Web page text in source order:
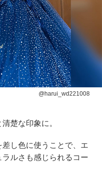
@harui_wd221008
楚な印象に。
し色に使うことで、エ
ルさも感じられるコー